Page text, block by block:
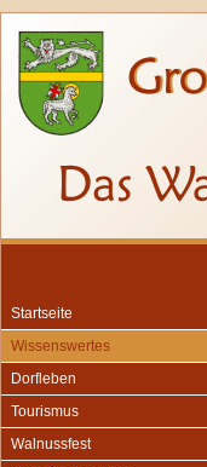
Startseite
Wissenswertes
Dorfleben
Tourismus
Walnussfest